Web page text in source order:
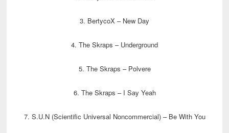
3. BertycoX – New Day
4. The Skraps – Underground
5. The Skraps – Polvere
6. The Skraps – I Say Yeah
7. S.U.N (Scientific Universal Noncommercial) – Be With You